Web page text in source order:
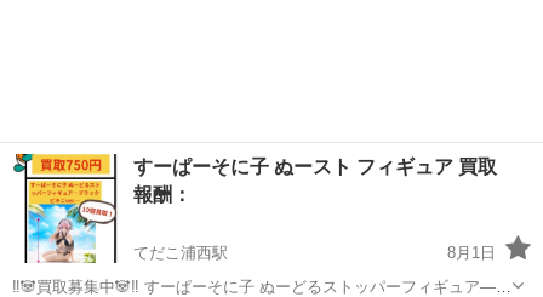
すーぱーそに子 ぬースト フィギュア 買取
報酬：
てだこ浦西駅
8月1日
‼️🐼買取募集中🐼‼️ すーぱーそに子 ぬーどるストッパーフィギュア―ブ